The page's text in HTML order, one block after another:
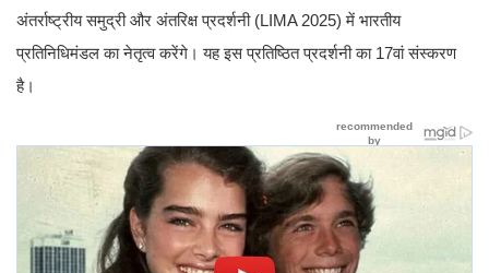
अंतर्राष्ट्रीय समुद्री और अंतरिक्ष प्रदर्शनी (LIMA 2025) में भारतीय
प्रतिनिधिमंडल का नेतृत्व करेंगे। यह इस प्रतिष्ठित प्रदर्शनी का 17वां संस्करण
है।